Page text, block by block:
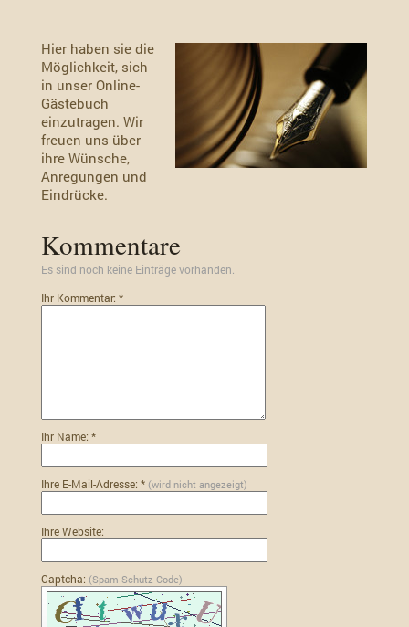
Hier haben sie die
Möglichkeit, sich
in unser Online-
Gästebuch
einzutragen. Wir
freuen uns über
ihre Wünsche,
Anregungen und
Eindrücke.
Kommentare
Es sind noch keine Einträge vorhanden.
Ihr Kommentar: *
Ihr Name: *
Ihre E-Mail-Adresse: * (wird nicht angezeigt)
Ihre Website:
Captcha: (Spam-Schutz-Code)